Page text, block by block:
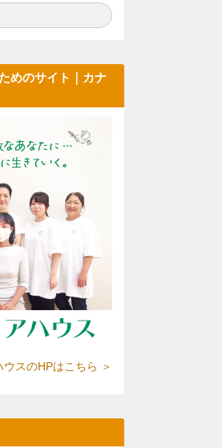
めのサイト｜カナ
スのHPはこちら ＞